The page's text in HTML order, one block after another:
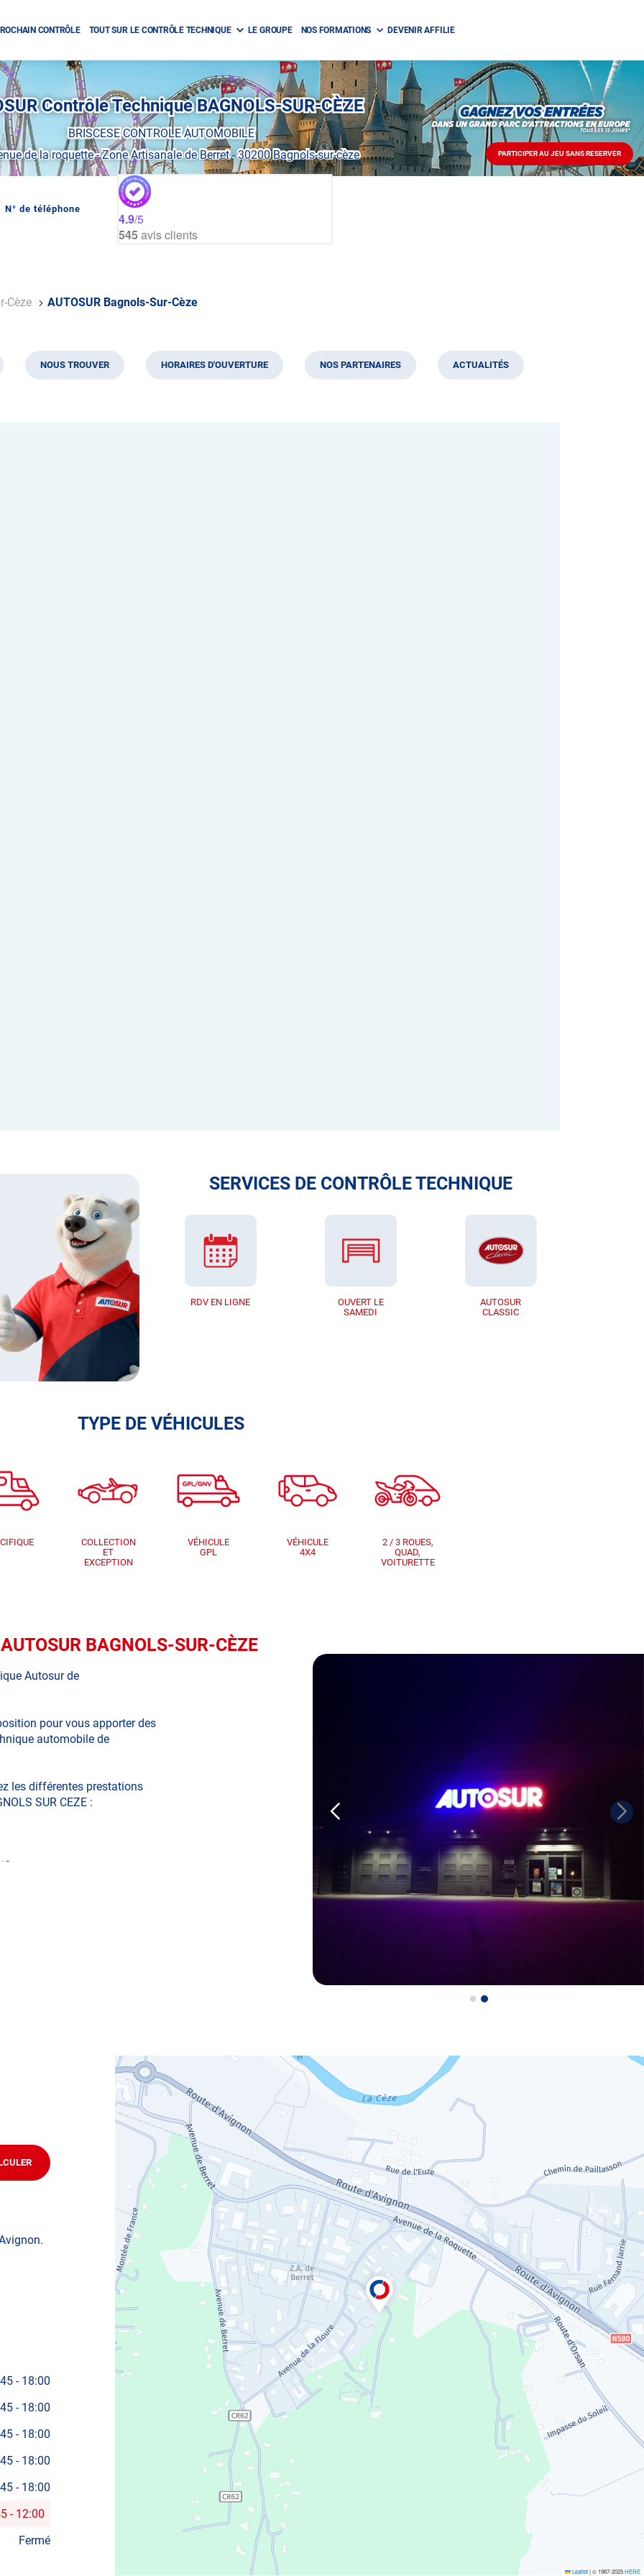
CONTRÔLE TOUT SUR LE CONTRÔLE TECHNIQUE LE GROUPE NOS FORMATIONS DEVENIR AFFILIE
PARTICIPER AU JEU SANS RESERVER
PARTICIPER
AU
JEU
Contrôle Technique BAGNOLS-SUR-CÈZE
BRISCESE CONTROLE AUTOMOBILE
de la roquette-Zone Artisanale de Berret-30200 Bagnols-sur-cèze
N° de téléphone
AFFICHER
BAGNOLS-
4.9/5
545avis clients
Cèze AUTOSUR Bagnols-Sur-Cèze
NOUS TROUVER HORAIRES D'OUVERTURE NOS PARTENAIRES ACTUALITÉS
SERVICES DE CONTRÔLE TECHNIQUE
RDV EN LIGNE
OUVERT LE
SAMEDI
AUTOSUR
CLASSIC
TYPE DE VÉHICULES
COLLECTION
ET
EXCEPTION
VÉHICULE
GPL
VÉHICULE
4X4
2 / 3 ROUES,
QUAD,
VOITURETTE
BAGNOLS-SUR-CÈZE
Autosur de
pour vous apporter des
automobile de
les différentes prestations
SUR CEZE :
mobylette, 3 roues, quad, voiturette, voiture sans
JUSQU'AU
POINT
CÈZE
- 18:00
- 18:00
- 18:00
- 18:00
- 18:00
- 12:00
Fermé
Leaflet|© 1987-2025HERE